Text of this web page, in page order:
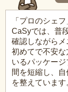
「プロのシェ
CaSyでは、普
確認しながらメ
初めてで不安
いるパッケー
間を短縮し、
を整えています